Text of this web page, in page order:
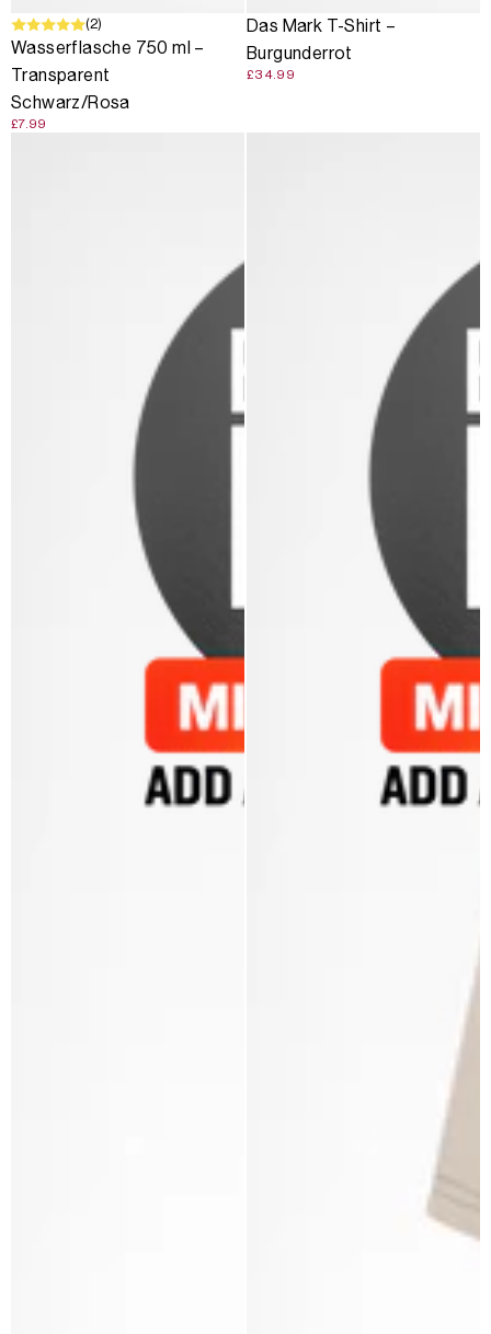
(2)
Wasserflasche 750 ml –
Transparent
Schwarz/Rosa
£7.99
Das Mark T-Shirt –
Burgunderrot
£34.99